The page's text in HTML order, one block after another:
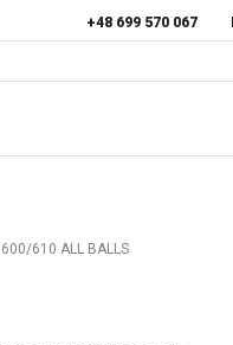
+48 699 570 067
600/610 ALL BALLS